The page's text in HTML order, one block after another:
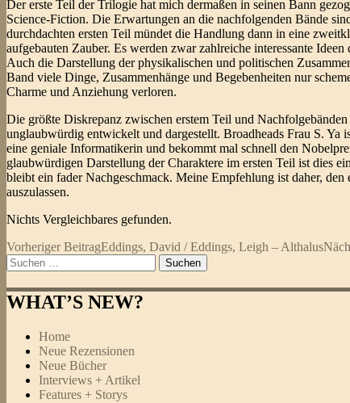
Der erste Teil der Trilogie hat mich dermaßen in seinen Bann
Science-Fiction. Die Erwartungen an die nachfolgenden Bände
durchdachten ersten Teil mündet die Handlung dann in eine
aufgebauten Zauber. Es werden zwar zahlreiche interessante
Auch die Darstellung der physikalischen und politischen
Band viele Dinge, Zusammenhänge und Begebenheiten nur
Charme und Anziehung verloren.
Die größte Diskrepanz zwischen erstem Teil und
unglaubwürdig entwickelt und dargestellt. Broadheads Frau S. Ya
eine geniale Informatikerin und bekommt mal schnell den
glaubwürdigen Darstellung der Charaktere im ersten Teil ist dies
bleibt ein fader Nachgeschmack. Meine Empfehlung ist daher,
auszulassen.
Nichts Vergleichbares gefunden.
Beitragsnavigation
Vorheriger BeitragEddings, David / Eddings, Leigh – Althalus
Suchen
nach:
WHAT’S NEW?
Home
Neue Rezensionen
Neue Bücher
Interviews + Artikel
Features + Storys